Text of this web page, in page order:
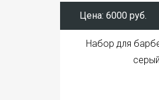
Цена: 6000 руб.
Набор для